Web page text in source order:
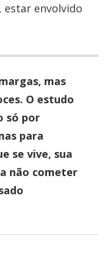
estar envolvido
mas
O estudo
só por
para
se vive, sua
não cometer